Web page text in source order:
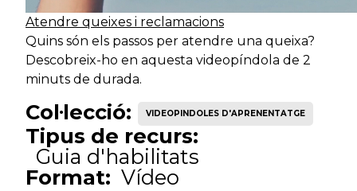
Atendre queixes i reclamacions
Quins són els passos per atendre una queixa?
Descobreix-ho en aquesta videopíndola de 2
minuts de durada.
Col·lecció: VIDEOPINDOLES D'APRENENTATGE
Tipus de recurs:
Guia d'habilitats
Format: Vídeo